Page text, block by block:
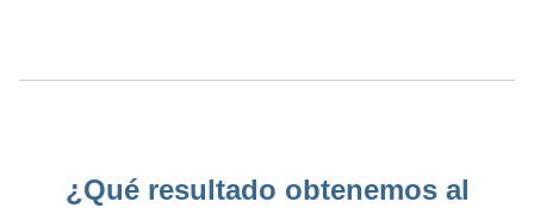
¿Qué resultado obtenemos al